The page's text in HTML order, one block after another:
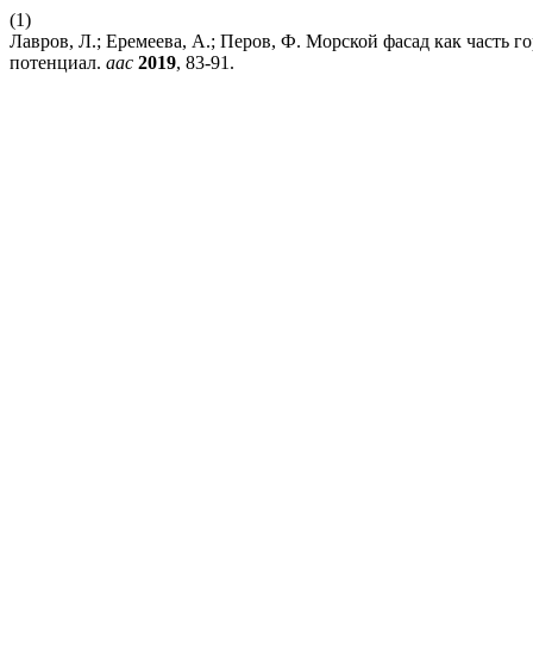
(1)
Лавров, Л.; Еремеева, А.; Перов, Ф. Морской фасад как часть
потенциал. aac 2019, 83-91.